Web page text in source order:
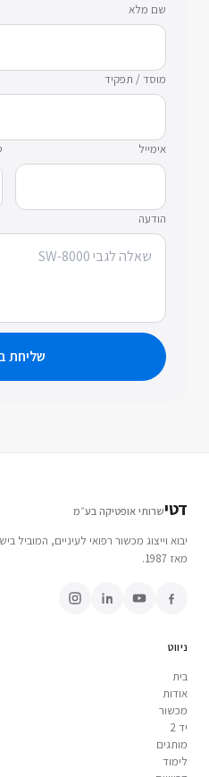
שם מלא
מוסד / תפקיד
אימייל
הודעה
שליחת
דטישרותי אופטיקה בע״מ
יבוא וייצוג מכשור רפואי לעיניים, המוביל
מאז 1987.
ניווט
בית
אודות
מכשור
יד 2
מותגים
לימוד